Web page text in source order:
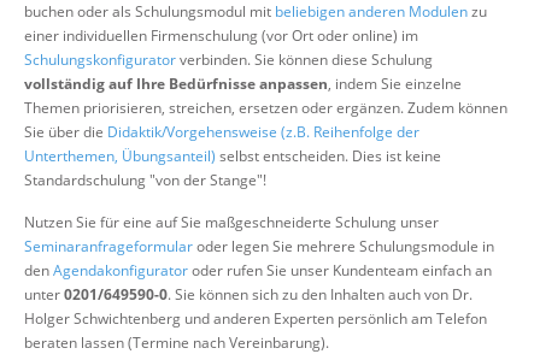
buchen oder als Schulungsmodul mit beliebigen anderen Modulenzu
einer individuellen Firmenschulung (vor Ort oder online) im
Schulungskonfiguratorverbinden. Sie können diese Schulung
vollständig auf Ihre Bedürfnisse anpassen, indem Sie einzelne
Themen priorisieren, streichen, ersetzen oder ergänzen. Zudem können
Sie über die Didaktik/Vorgehensweise (z.B. Reihenfolge der
Unterthemen, Übungsanteil) selbst entscheiden. Dies ist keine
Standardschulung "von der Stange"!
Nutzen Sie für eine auf Sie maßgeschneiderte Schulung unser
Seminaranfrageformularoder legen Sie mehrere Schulungsmodule in
denAgendakonfiguratoroder rufen Sie unser Kundenteam einfach an
unter0201/649590-0. Sie können sich zu den Inhalten auch von Dr.
Holger Schwichtenberg und anderen Experten persönlich am Telefon
beraten lassen (Termine nach Vereinbarung).